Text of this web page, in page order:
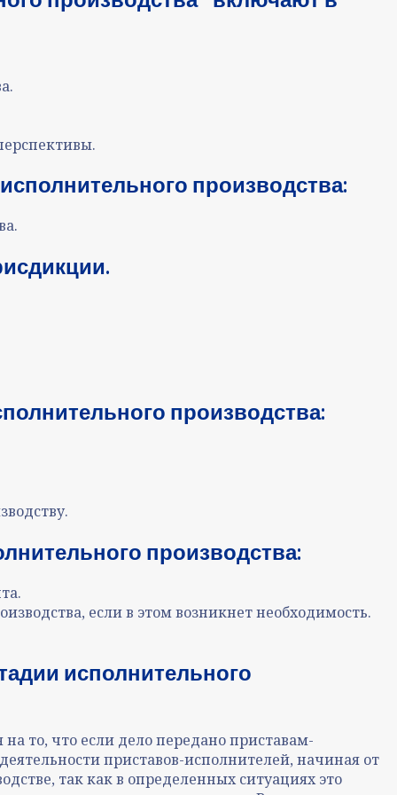
.
производства:
производства:
производства:
если в этом возникнет необходимость.
исполнительного
то, что если дело передано приставам-
приставов-исполнителей, начиная от
так как в определенных ситуациях это